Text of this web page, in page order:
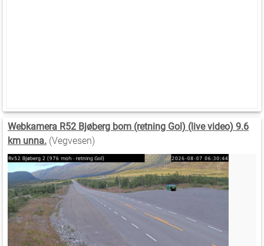
Webkamera R52 Bjøberg bom (retning Gol) (live video) 9.6
km unna. (Vegvesen)